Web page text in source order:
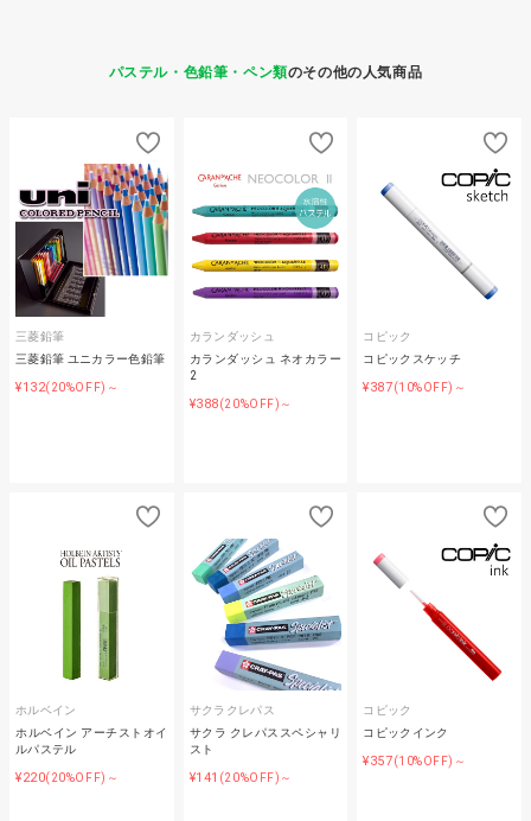
パステル・色鉛筆・ペン類のその他の人気商品
三菱鉛筆
三菱鉛筆 ユニカラー色鉛筆
¥132(20%OFF)～
カランダッシュ
カランダッシュ ネオカラー
2
¥388(20%OFF)～
コピック
コピックスケッチ
¥387(10%OFF)～
ホルベイン
ホルベイン アーチストオイ
ルパステル
¥220(20%OFF)～
サクラクレパス
サクラ クレパススペシャリ
スト
¥141 (20%OFF)～
コピック
コピックインク
¥357(10%OFF)～